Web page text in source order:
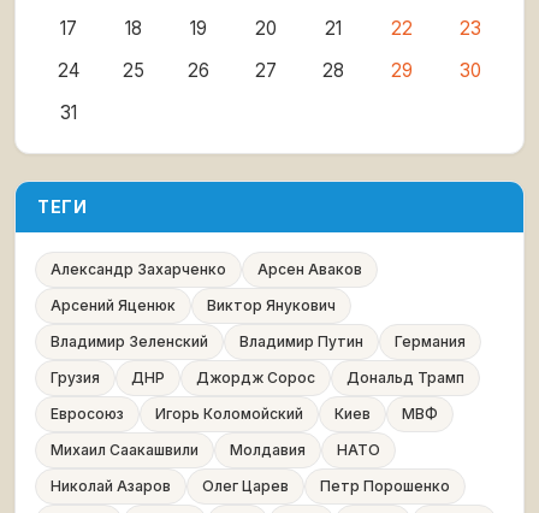
17
18 19 20 21 22
23
24
25 26 27 28 29
30
31
ТЕГИ
Александр Захарченко
Арсен Аваков
Арсений Яценюк
Виктор Янукович
Владимир Зеленский
Владимир Путин
Германия
Грузия
ДНР Джордж Сорос
Дональд Трамп
Евросоюз
Игорь Коломойский Киев
МВФ
Михаил Саакашвили
Молдавия
НАТО
Николай Азаров
Олег Царев
Петр Порошенко